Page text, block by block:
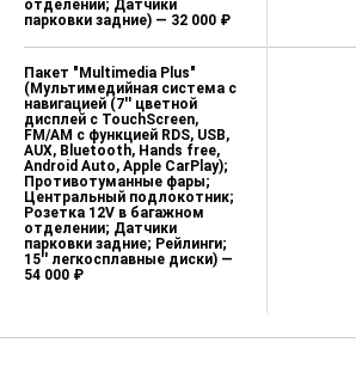
отделении; Датчики
парковки задние) — 32 000 ₽
Пакет "Multimedia Plus"
(Мультимедийная система с
навигацией (7'' цветной
дисплей с TouchScreen,
FM/AM с функцией RDS, USB,
AUX, Bluetooth, Hands free,
Android Auto, Apple CarPlay);
Противотуманные фары;
Центральный подлокотник;
Розетка 12V в багажном
отделении; Датчики
парковки задние; Рейлинги;
15'' легкосплавные диски) —
54 000 ₽